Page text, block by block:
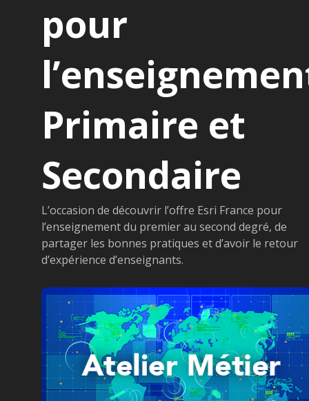
pour
Primaire et
Secondaire
L’occasion de découvrir l’offre Esri France pour
l’enseignement du premier au second degré, de
partager les bonnes pratiques et d’avoir le retour
d’expérience d’enseignants.